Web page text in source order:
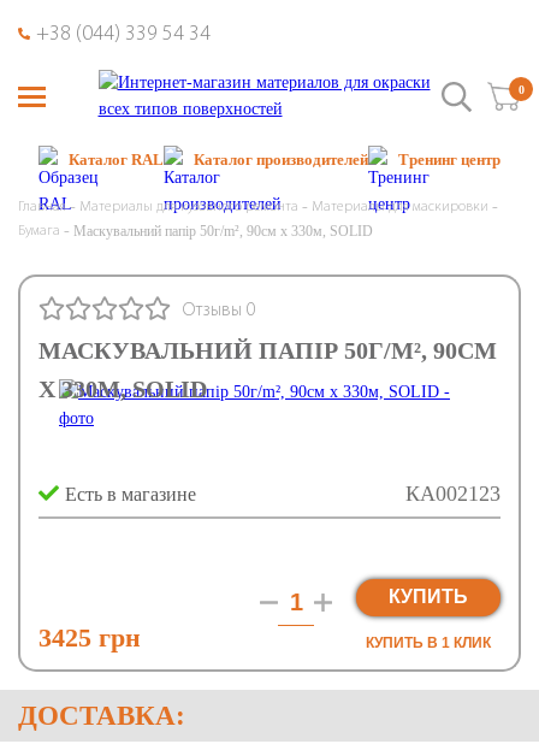
+38 (044) 339 54 34
0
Каталог RAL Каталог производителей Тренинг центр
Главная Материалы для кузовного ремонта
Материалы для маскировки
Бумага
Маскувальний папір 50г/m², 90см х 330м, SOLID
МАСКУВАЛЬНИЙ ПАПІР 50Г/M², 90СМ
Х 330М, SOLID
Отзывы 0
КА002123
Есть в магазине
3425 грн
КУПИТЬ
КУПИТЬ В 1 КЛИК
ДОСТАВКА: